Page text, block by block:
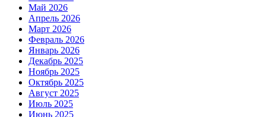
Май 2026
Апрель 2026
Март 2026
Февраль 2026
Январь 2026
Декабрь 2025
Ноябрь 2025
Октябрь 2025
Август 2025
Июль 2025
Июнь 2025